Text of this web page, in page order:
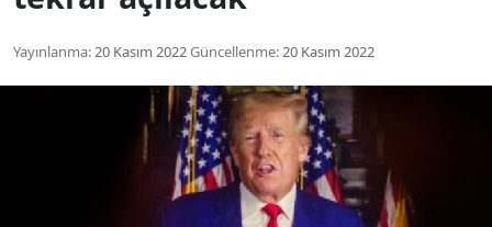
Yayınlanma:20 Kasım 2022Güncellenme:20 Kasım 2022